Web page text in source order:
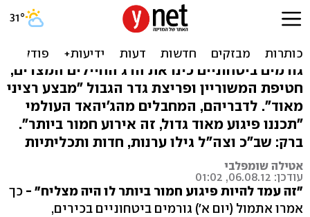
הפיגוע המשולב: "מבצע
רציני, נמנע אסון כבד"
גורמים ביטחוניים כינו את הרג החיילים המצרים,
חטיפת המשוריין ופריצת גדר הגבול "מבצע רציני
מאוד". לדבריהם, המחבלים מהג'יהאד העולמי
"תכננו פיגוע מאוד גדול, זה אירוע חמור ביותר".
ברק: שב"כ וצה"ל גילו ערנות, חדות ותכליתיות
אטילה שומפלבי
עודכן: 06.08.12, 01:02
"זה עמד להיות פיגוע חמור ביותר לו היה מצליח" - כך
אמרו אתמול (יום א') גורמים ביטחוניים בכירים,